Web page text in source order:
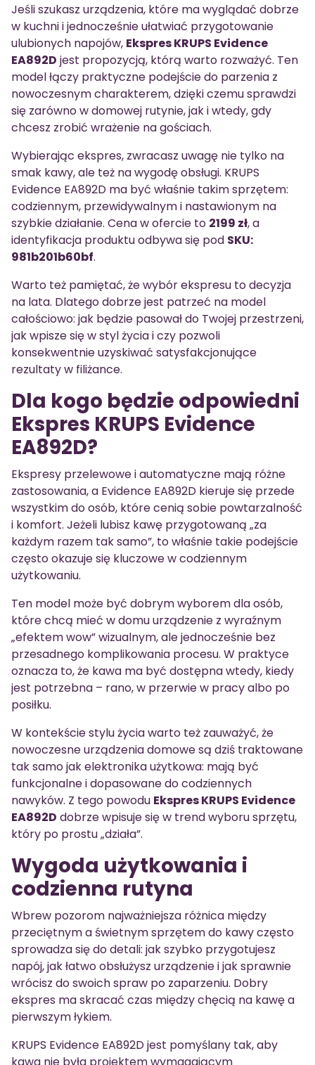
Jeśli szukasz urządzenia, które ma wyglądać dobrze
w kuchni i jednocześnie ułatwiać przygotowanie
ulubionych napojów, Ekspres KRUPS Evidence
EA892D jest propozycją, którą warto rozważyć. Ten
model łączy praktyczne podejście do parzenia z
nowoczesnym charakterem, dzięki czemu sprawdzi
się zarówno w domowej rutynie, jak i wtedy, gdy
chcesz zrobić wrażenie na gościach.
Wybierając ekspres, zwracasz uwagę nie tylko na
smak kawy, ale też na wygodę obsługi. KRUPS
Evidence EA892D ma być właśnie takim sprzętem:
codziennym, przewidywalnym i nastawionym na
szybkie działanie. Cena w ofercie to 2199 zł, a
identyfikacja produktu odbywa się pod SKU:
981b201b60bf.
Warto też pamiętać, że wybór ekspresu to decyzja
na lata. Dlatego dobrze jest patrzeć na model
całościowo: jak będzie pasował do Twojej przestrzeni,
jak wpisze się w styl życia i czy pozwoli
konsekwentnie uzyskiwać satysfakcjonujące
rezultaty w filiżance.
Dla kogo będzie odpowiedni
Ekspres KRUPS Evidence
EA892D?
Ekspresy przelewowe i automatyczne mają różne
zastosowania, a Evidence EA892D kieruje się przede
wszystkim do osób, które cenią sobie powtarzalność
i komfort. Jeżeli lubisz kawę przygotowaną „za
każdym razem tak samo”, to właśnie takie podejście
często okazuje się kluczowe w codziennym
użytkowaniu.
Ten model może być dobrym wyborem dla osób,
które chcą mieć w domu urządzenie z wyraźnym
„efektem wow” wizualnym, ale jednocześnie bez
przesadnego komplikowania procesu. W praktyce
oznacza to, że kawa ma być dostępna wtedy, kiedy
jest potrzebna – rano, w przerwie w pracy albo po
posiłku.
W kontekście stylu życia warto też zauważyć, że
nowoczesne urządzenia domowe są dziś traktowane
tak samo jak elektronika użytkowa: mają być
funkcjonalne i dopasowane do codziennych
nawyków. Z tego powodu Ekspres KRUPS Evidence
EA892D dobrze wpisuje się w trend wyboru sprzętu,
który po prostu „działa”.
Wygoda użytkowania i
codzienna rutyna
Wbrew pozorom najważniejsza różnica między
przeciętnym a świetnym sprzętem do kawy często
sprowadza się do detali: jak szybko przygotujesz
napój, jak łatwo obsłużysz urządzenie i jak sprawnie
wrócisz do swoich spraw po zaparzeniu. Dobry
ekspres ma skracać czas między chęcią na kawę a
pierwszym łykiem.
KRUPS Evidence EA892D jest pomyślany tak, aby
kawa nie była projektem wymagającym